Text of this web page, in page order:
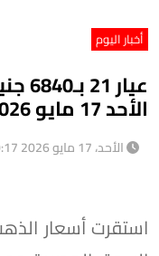
أخبار اليوم
الأحد 17 مايو 2026 في مصر
الأحد، 17 مايو 2026 10:17 ص